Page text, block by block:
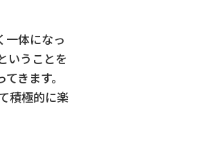
一体になっ
いうことを
きます。
積極的に楽